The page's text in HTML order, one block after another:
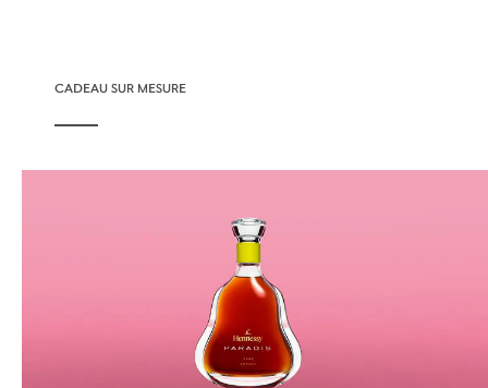
CADEAU SUR MESURE